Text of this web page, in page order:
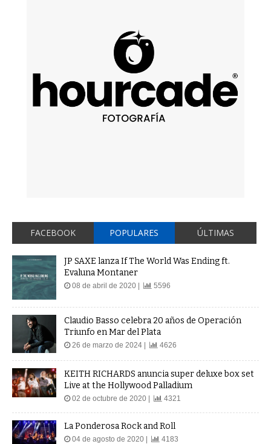
FACEBOOK POPULARES ÚLTIMAS
JP SAXE lanza If The World Was Ending ft.
Evaluna Montaner
08 de abril de 2020 | 5596
Claudio Basso celebra 20 años de Operación
Triunfo en Mar del Plata
26 de marzo de 2024 | 4626
KEITH RICHARDS anuncia super deluxe box set
Live at the Hollywood Palladium
02 de octubre de 2020 | 4321
La Ponderosa Rock and Roll
04 de agosto de 2020 | 4183